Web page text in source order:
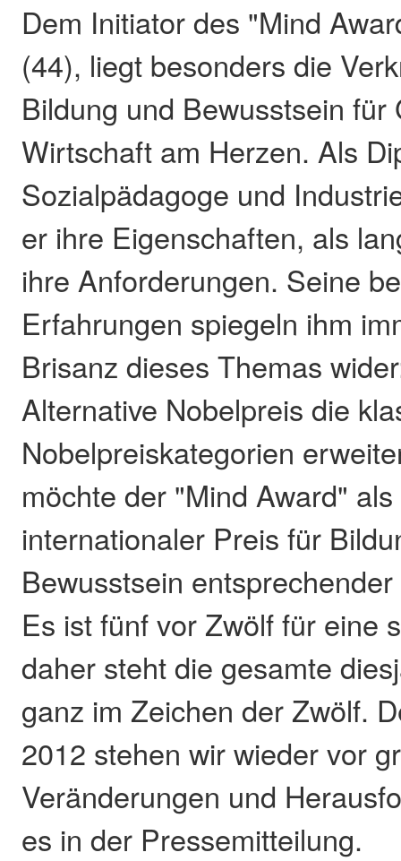
Dem Initiator des "Mind
(44), liegt besonders die
Bildung und Bewusstsein für
Wirtschaft am Herzen. Als
Sozialpädagoge und
er ihre Eigenschaften, als
ihre Anforderungen. Seine
Erfahrungen spiegeln ihm
Brisanz dieses Themas
Alternative Nobelpreis die
Nobelpreiskategorien
möchte der "Mind Award"
internationaler Preis für
Bewusstsein
Es ist fünf vor Zwölf für eine
daher steht die gesamte
ganz im Zeichen der Zwölf.
2012 stehen wir wieder vor
Veränderungen und
es in der Pressemitteilung.